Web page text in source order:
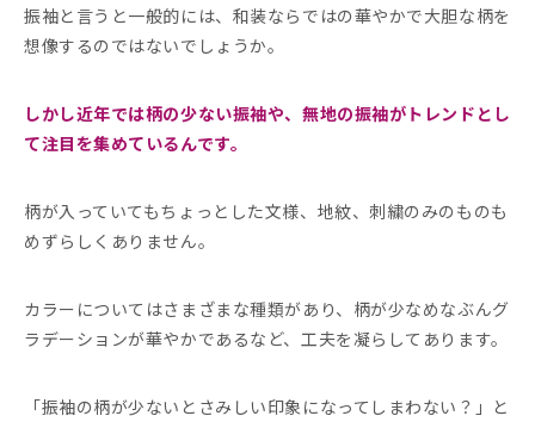
振袖と言うと一般的には、和装ならではの華やかで大胆な柄を
想像するのではないでしょうか。
しかし近年では柄の少ない振袖や、無地の振袖がトレンドとし
て注目を集めているんです。
柄が入っていてもちょっとした文様、地紋、刺繍のみのものも
めずらしくありません。
カラーについてはさまざまな種類があり、柄が少なめなぶんグ
ラデーションが華やかであるなど、工夫を凝らしてあります。
「振袖の柄が少ないとさみしい印象になってしまわない？」と